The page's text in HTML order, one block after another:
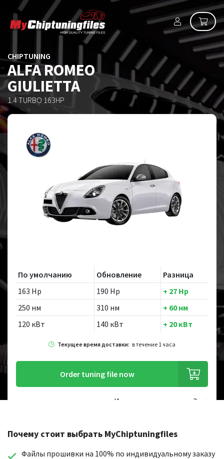
CHIPTUNING
ALFA ROMEO
GIULIETTA
1.4 TURBO 163HP
По умолчанию Обновление
Разница
163 Hp
190 Hp
+ 27 Hp
250 нм
310 нм
+ 60 нм
120 кВт
140 кВт + 20 кВт
Текущее время доставки: в течение 1 часа
Order tuning file now
Ищете другую модель?
Почему стоит выбрать MyChiptuningfiles
Файлы прошивки на 100% по индивидуальному заказу